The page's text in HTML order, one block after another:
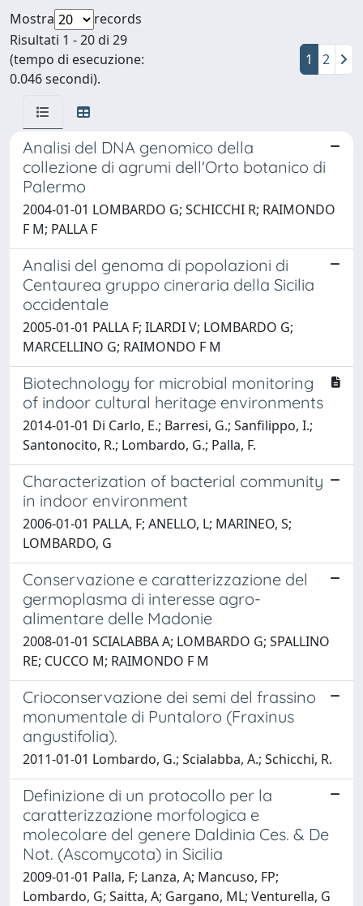
Mostra
records
Risultati 1 - 20 di 29
(tempo di esecuzione:
0.046 secondi).
1 2
Analisi del DNA genomico della
collezione di agrumi dell'Orto botanico di
Palermo
2004-01-01 LOMBARDO G; SCHICCHI R; RAIMONDO
F M; PALLA F
Analisi del genoma di popolazioni di
Centaurea gruppo cineraria della Sicilia
occidentale
2005-01-01 PALLA F; ILARDI V; LOMBARDO G;
MARCELLINO G; RAIMONDO F M
Biotechnology for microbial monitoring
of indoor cultural heritage environments
2014-01-01 Di Carlo, E.; Barresi, G.; Sanfilippo, I.;
Santonocito, R.; Lombardo, G.; Palla, F.
Characterization of bacterial community
in indoor environment
2006-01-01 PALLA, F; ANELLO, L; MARINEO, S;
LOMBARDO, G
Conservazione e caratterizzazione del
germoplasma di interesse agro-
alimentare delle Madonie
2008-01-01 SCIALABBA A; LOMBARDO G; SPALLINO
RE; CUCCO M; RAIMONDO F M
Crioconservazione dei semi del frassino
monumentale di Puntaloro (Fraxinus
angustifolia).
2011-01-01 Lombardo, G.; Scialabba, A.; Schicchi, R.
Definizione di un protocollo per la
caratterizzazione morfologica e
molecolare del genere Daldinia Ces. & De
Not. (Ascomycota) in Sicilia
2009-01-01 Palla, F; Lanza, A; Mancuso, FP;
Lombardo, G; Saitta, A; Gargano, ML; Venturella, G